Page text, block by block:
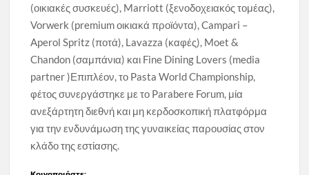
(οικιακές συσκευές), Marriott (ξενοδοχειακός τομέας),
Vorwerk (premium οικιακά προϊόντα), Campari –
Aperol Spritz (ποτά), Lavazza (καφές), Moet &
Chandon (σαμπάνια) και Fine Dining Lovers (media
partner )Επιπλέον, το Pasta World Championship,
φέτος συνεργάστηκε με το Parabere Forum, μία
ανεξάρτητη διεθνή και μη κερδοσκοπική πλατφόρμα
για την ενδυνάμωση της γυναικείας παρουσίας στον
κλάδο της εστίασης.